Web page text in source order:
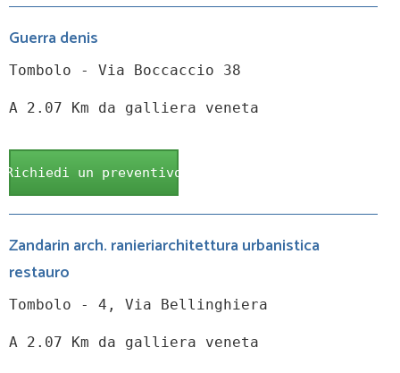
Guerra denis
Tombolo - Via Boccaccio 38
A 2.07 Km da galliera veneta
Richiedi un preventivo
Zandarin arch. ranieriarchitettura urbanistica
restauro
Tombolo - 4, Via Bellinghiera
A 2.07 Km da galliera veneta